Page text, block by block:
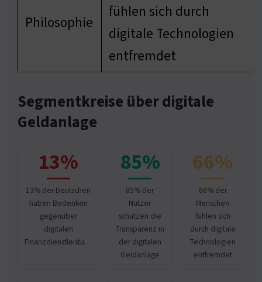
Philosophie
fühlen sich durch
digitale Technologien
entfremdet
Segmentkreise über digitale
Geldanlage
13%
13% der Deutschen
haben Bedenken
gegenüber
digitalen
Finanzdienstleistu…
85%
85% der
Nutzer
schätzen die
Transparenz in
der digitalen
Geldanlage
66%
66% der
Menschen
fühlen sich
durch digitale
Technologien
entfremdet